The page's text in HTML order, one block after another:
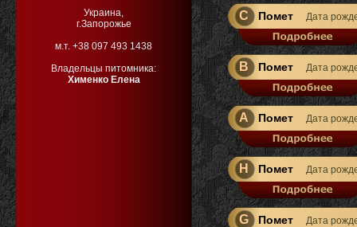
Украина,
г.Запорожье
м.т. +38 097 493 1438
Владельцы питомника:
Хименко Елена
C Помет Дата
B Помет Дата
A Помет Дата
H Помет Дата
G Помет Дата